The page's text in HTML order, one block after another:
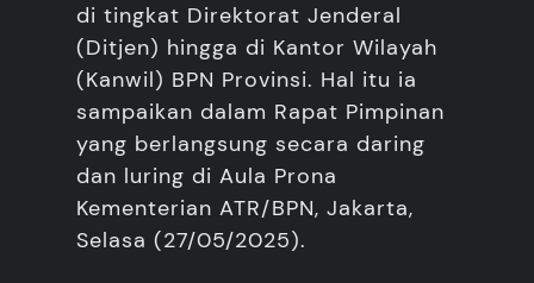
di tingkat Direktorat Jenderal
(Ditjen) hingga di Kantor Wilayah
(Kanwil) BPN Provinsi. Hal itu ia
sampaikan dalam Rapat Pimpinan
yang berlangsung secara daring
dan luring di Aula Prona
Kementerian ATR/BPN, Jakarta,
Selasa (27/05/2025).